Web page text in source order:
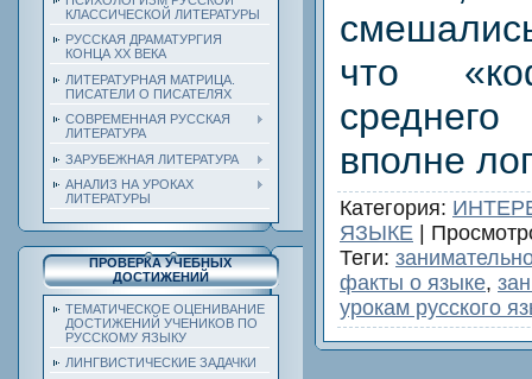
КЛАССИЧЕСКОЙ ЛИТЕРАТУРЫ
РУССКАЯ ДРАМАТУРГИЯ
КОНЦА ХХ ВЕКА
ЛИТЕРАТУРНАЯ МАТРИЦА.
ПИСАТЕЛИ О ПИСАТЕЛЯХ
СОВРЕМЕННАЯ РУССКАЯ
ЛИТЕРАТУРА
ЗАРУБЕЖНАЯ ЛИТЕРАТУРА
АНАЛИЗ НА УРОКАХ
ЛИТЕРАТУРЫ
ПРОВЕРКА УЧЕБНЫХ
ДОСТИЖЕНИЙ
ТЕМАТИЧЕСКОЕ ОЦЕНИВАНИЕ
ДОСТИЖЕНИЙ УЧЕНИКОВ ПО
РУССКОМУ ЯЗЫКУ
ЛИНГВИСТИЧЕСКИЕ ЗАДАЧКИ
что
вполне
Категория:
ЯЗЫКЕ |
Теги:
факты о языке,
урокам русского